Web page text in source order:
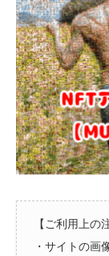
【ご利用上の
・サイトの画